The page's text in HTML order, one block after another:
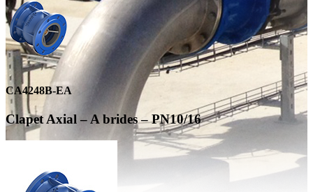
CA4248B-EA
Clapet Axial – A brides – PN10/16